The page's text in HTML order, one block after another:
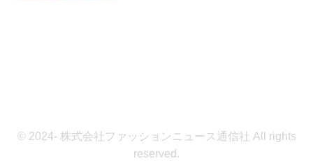
© 2024- 株式会社ファッションニュース通信社 All rights
reserved.